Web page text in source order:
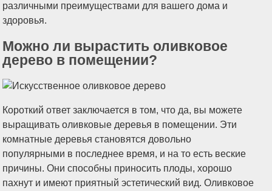
различными преимуществами для вашего дома и
здоровья.
Можно ли вырастить оливковое
дерево в помещении?
Короткий ответ заключается в том, что да, вы можете
выращивать оливковые деревья в помещении. Эти
комнатные деревья становятся довольно
популярными в последнее время, и на то есть веские
причины. Они способны приносить плоды, хорошо
пахнут и имеют приятный эстетический вид. Оливковое